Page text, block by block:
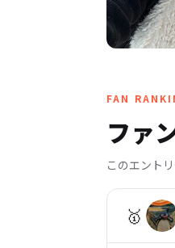
FAN
ファ
このエント
🥇